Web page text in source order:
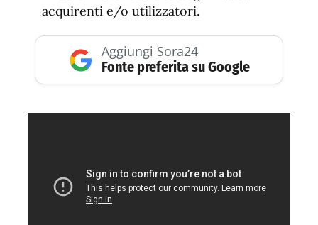
acquirenti e/o utilizzatori.
Aggiungi Sora24
Fonte preferita su Google